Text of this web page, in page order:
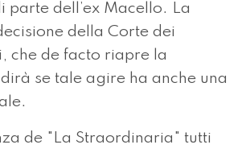
parte dell’ex Macello. La
della Corte dei
che de facto riapre la
se tale agire ha anche una
de "La Straordinaria" tutti